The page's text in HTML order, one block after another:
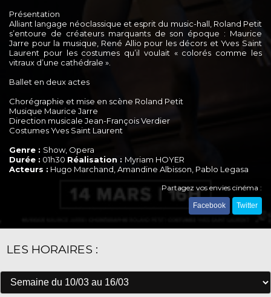
Présentation
Alliant langage néoclassique et esprit du music-hall, Roland Petit
s’entoure de créateurs marquants de son époque : Maurice
Jarre pour la musique, René Allio pour les décors et Yves Saint
Laurent pour les costumes qu’il voulait « colorés comme les
vitraux d’une cathédrale ».
Ballet en deux actes
Chorégraphie et mise en scène Roland Petit
Musique Maurice Jarre
Direction musicale Jean-François Verdier
Costumes Yves Saint Laurent
Genre : Show, Opera
Durée : 01h30 Réalisation : Myriam HOYER
Acteurs : Hugo Marchand, Amandine Albisson, Pablo Legasa
Partagez vos envies cinéma :
Facebook Twitter
LES HORAIRES :